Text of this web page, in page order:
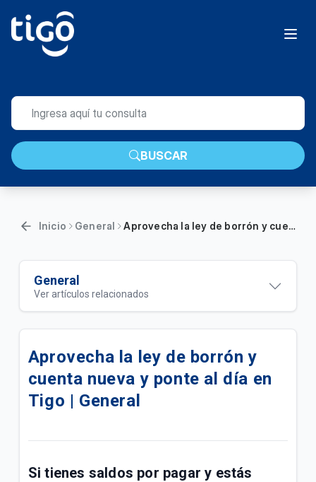
BUSCAR
Inicio General Aprovecha la ley de borrón y cuenta nueva y ponte al día en Tigo | General
General
Ver artículos relacionados
Compra tu celular 5G en cuotas | Móvil
¿Cómo pagar tus facturas de servicios fijos y
móviles con QR de Bre-b en Mi Tigo? | General
Confirmación de tu visita Tigo por Emtelco | Hogar
Conoce la factura de tu paquete Full Tigo y Full
Aprovecha la ley de borrón y
cuenta nueva y ponte al día en
Tigo | General
Si tienes saldos por pagar y estás